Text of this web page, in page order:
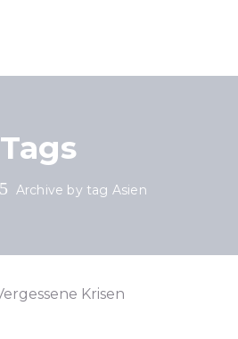
Tags
Archive by tag Asien